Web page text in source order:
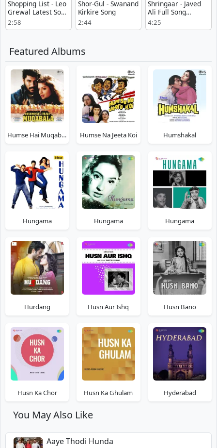
Shopping List - Leo
Grewal Latest Song
Download
2:58
Shor-Gul - Swanand
Kirkire Song
2:44
Shringaar - Javed
Ali Full Song
Download
4:25
Featured Albums
Humse Hai Muqabala Humse Na Jeeta Koi Humshakal
Hungama Hungama Hungama
Hurdang Husn Aur Ishq Husn Bano
Husn Ka Chor Husn Ka Ghulam Hyderabad
You May Also Like
Aaye Thodi Hunda